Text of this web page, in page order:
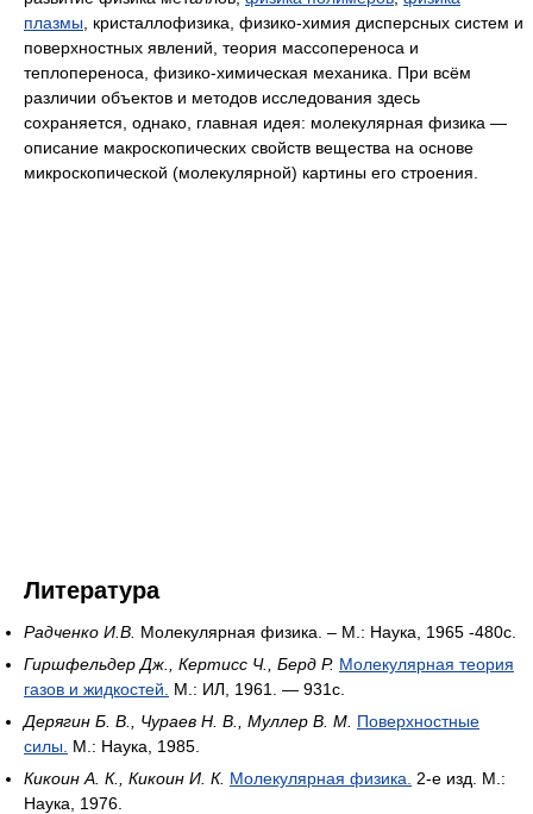
плазмы , кристаллофизика, физико-химия дисперсных систем и
поверхностных явлений, теория массопереноса и
теплопереноса, физико-химическая механика. При всём
различии объектов и методов исследования здесь
сохраняется, однако, главная идея: молекулярная физика —
описание макроскопических свойств вещества на основе
микроскопической (молекулярной) картины его строения.
Литература
Радченко И.В. Молекулярная физика. – М.: Наука, 1965 -480c.
Гиршфельдер Дж., Кертисс Ч., Берд Р. Молекулярная теория
газов и жидкостей.
М.: ИЛ, 1961. — 931с.
Дерягин Б. В., Чураев Н. В., Муллер В. М. Поверхностные
силы.
М.: Наука, 1985.
Кикоин А. К., Кикоин И. К. Молекулярная физика.
2-е изд. М.:
Наука, 1976.